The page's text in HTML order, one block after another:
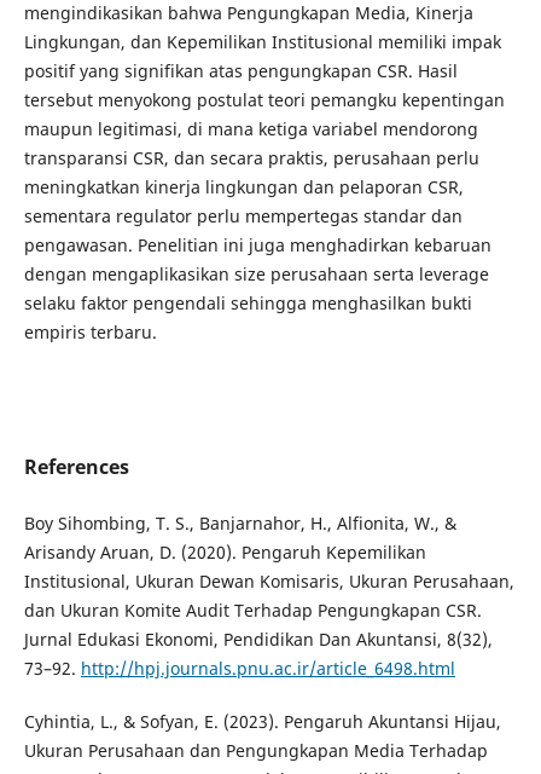
mengindikasikan bahwa Pengungkapan Media, Kinerja
Lingkungan, dan Kepemilikan Institusional memiliki impak
positif yang signifikan atas pengungkapan CSR. Hasil
tersebut menyokong postulat teori pemangku kepentingan
maupun legitimasi, di mana ketiga variabel mendorong
transparansi CSR, dan secara praktis, perusahaan perlu
meningkatkan kinerja lingkungan dan pelaporan CSR,
sementara regulator perlu mempertegas standar dan
pengawasan. Penelitian ini juga menghadirkan kebaruan
dengan mengaplikasikan size perusahaan serta leverage
selaku faktor pengendali sehingga menghasilkan bukti
empiris terbaru.
References
Boy Sihombing, T. S., Banjarnahor, H., Alfionita, W., &
Arisandy Aruan, D. (2020). Pengaruh Kepemilikan
Institusional, Ukuran Dewan Komisaris, Ukuran Perusahaan,
dan Ukuran Komite Audit Terhadap Pengungkapan CSR.
Jurnal Edukasi Ekonomi, Pendidikan Dan Akuntansi, 8(32),
73–92. http://hpj.journals.pnu.ac.ir/article_6498.html
Cyhintia, L., & Sofyan, E. (2023). Pengaruh Akuntansi Hijau,
Ukuran Perusahaan dan Pengungkapan Media Terhadap